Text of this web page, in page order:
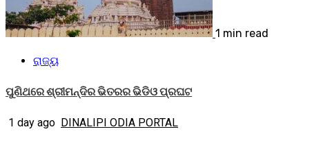
1 min read
ରାଜ୍ୟ
ପୁଣିଥରେ ଶ୍ରୀମନ୍ଦିର ଭିତରର ଭିଡିଓ ପ୍ରଘଟ
1 day ago DINALIPI ODIA PORTAL